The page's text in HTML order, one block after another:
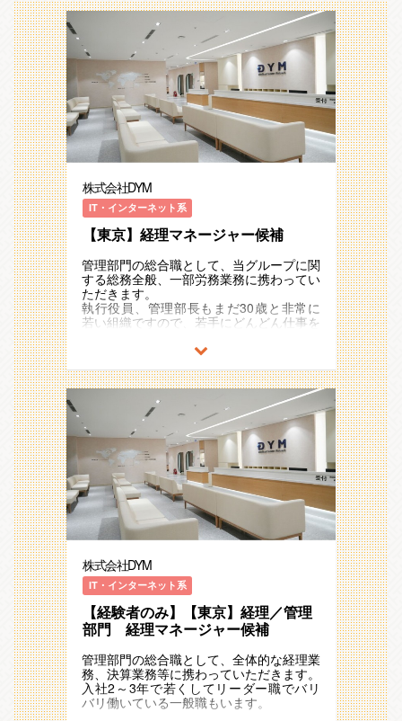
するケースもあります。
【業績好調】
部署設立以来、増収増益を続けておりま
す。最初は東京のみで開始した事業も現在
では札幌、名古屋、大阪、福岡、仙台と拠
点を増やし、海外では、タイ、香港、ニュ
ーヨーク、ベトナムでクリニックを運営し
ております。
【仕事のやりがい】
踏み込んだ業務ができるので、非常にやり
がいがあり、確実に成長できる環境です。
自らの提案が認められ、業務に採用される
ケースも多く、管理部門の視点から、会社
経営に踏み込めるダイナミックさは同社な
らではです。
■キャリアパス
優秀な成果を挙げた社員は、新規事業の責
任者に抜擢したり、海外部門の責任者やグ
ループ会社の社長など、非常に魅力的かつ
スピード感のあるキャリアステップを進む
以下はその一例です。
・ニューヨーク支社長/商社出身、入社当
時 社会人経験3年目
中途入社後、法人向けコンサルティング営
業部門配属→入社6ヶ月後、係長に昇進→
入社6年後、課長職に昇格後、ニューヨー
ク支社の責任者に抜擢。
・取締役（入社12年目）/小売出身、入社
当時 社会人経験2年目
中途入社後、人材営業配属→人材営業部課
長・RC課課長兼任→新規事業部（M&A）
立ち上げ、責任者に抜擢→取締役に就任。
・主査代理（入社4年目）/小売出身、入社
当時 社会人経験5年目
中途入社後、人材事業部にてCA・RAを両
面経験→入社6ヶ月後、係長に昇進→法人
営業部署に異動→入社2年後主査代理に昇
格、現在は新規事業のハイクラス転職事業
【同社独自の福利厚生】
代表が医療法人も経営しているため、提携
先クリニックの利用であれば、医療費は会
社が全額負担。その他にもインフルエンザ
の集団予防接種など医療面で手厚いサポー
トがあります。
【重要ポジションへの抜擢事例】
取締役、執行役員は全員30代前半。若い
メンバーが活躍しています。幹部層の半分
は20代です。一年目から経営会議へ参画
【業績好調】
部署設立以来、増収増益を続けておりま
す。最初は東京のみで開始した事業も現在
では札幌、名古屋、大阪、福岡、仙台と拠
点を増やし、海外では、タイ、香港、ニュ
ーヨーク、ベトナムでクリニックを運営し
ております。
【仕事のやりがい】
踏み込んだ業務ができるので、非常にやり
がいがあり、確実に成長できる環境です。
自らの提案が認められ、業務に採用される
ケースも多く、管理部門の視点から、会社
経営に踏み込めるダイナミックさは同社な
らではです。
■キャリアパス
優秀な成果を挙げた社員は、昇格やバック
ヤード領域のマネージャーに抜擢したり非
常に魅力的かつスピード感のあるキャリア
ステップを進む事が可能です。
【主な業務内容】
まずは管理部の総務ICTチームへ配属とな
り、下記のような業務に段階的に携わって
いただきます。
ゆくゆくはチームメンバーのマネジメント
等、管理部を牽引する中核人材となってい
ただくことを期待しております。
■社内ヘルプデスク
■端末管理（ネットワーク機器類・クライ
アントPC・モバイルデバイス等）
■SaaS管理（グループウェア・コミュニケ
ーションツール等）
■ITインフラ管理（各種回線・ネットワー
ク環境・固定電話・複合機・セキュリティ
対策等）
■ファシリティ管理（オフィス設備整備・
備品購買・BCP対策等）
ク・健康経営優良法人・えるぼし等）
■外部折衝（ビル管理会社・内装業者・イ
ンフラ業者・その他各種外注業者等）
■プロジェクト管理（新卒受入準備／シス
テム導入・リプレイス／オフィス移転増
その他、本人の希望や適正・状況に応じて
管理部門のゼネラリストとして、枠に捉わ
れない多様なスキルを身に付けられる環境
□総務業務
□労務業務
□法務業務
※採用・広報・研修は別部署なため本求人
の対象外です。
（変更の範囲）会社の定める業務 ※グル
ープ会社への出向を含む
【会社の雰囲気】
若いメンバーが活躍しています。
同社代表もまだ42歳と若い経営者、非常
にフランクで社員との距離も近くコミュニ
ケーションが取りやすい環境です。
高い目標を掲げ、チャレジし続ける、アグ
レッシブで意識の高い社員ばかりです。
20代半ばで、10名以上のマネジメントを
担当したり、入社6ヵ月で役職に就いたり
と、年齢や社歴に関係なく、実力に応じて
ポジションが与えられる環境です。
株式会社DYM
IT・インターネット系
【東京】経理マネージャー候補
管理部門の総合職として、当グループに関
する総務全般、一部労務業務に携わってい
ただきます。
執行役員、管理部長もまだ30歳と非常に
若い組織ですので、若手にどんどん仕事を
管理部門の総合職として、全体的な経理業
務、決算業務等に携わっていただきます。
入社2～3年で既に子会社の決算業務を全
て任されている社員もいます。執行役員、
管理部長もまだ30歳と非常に若い組織で
すので、若手にどんどん仕事を任せていき
ます。
【業務内容】
管理部内の経理担当として下記業務をお任
せします。
■伝票処理
■月次、年次決算
■売掛金管理／買掛金管理
■年次決算補助
■売上管理
【会社の雰囲気】
平均年齢は26歳。幹部層の半分が20代と
若いメンバーが活躍しています。
同社代表もまだ42歳と若い経営者、非常
にフランクで社員との距離も近くコミュニ
ケーションが取りやすい環境です。
株式会社DYM
IT・インターネット系
【経験者のみ】【東京】経理／管理
部門 経理マネージャー候補
管理部門の総合職として、全体的な経理業
務、決算業務等に携わっていただきます。
入社2～3年で若くしてリーダー職でバリ
バリ働いている一般職もいます。